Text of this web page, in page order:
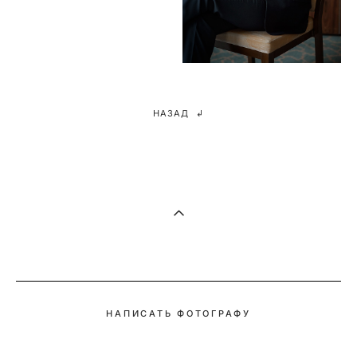
НАЗАД ↲
НАПИСАТЬ ФОТОГРАФУ